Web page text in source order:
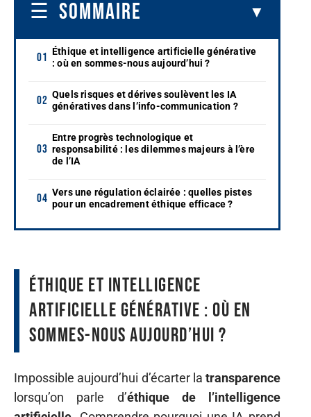
SOMMAIRE
Éthique et intelligence artificielle générative
: où en sommes-nous aujourd’hui ?
Quels risques et dérives soulèvent les IA
génératives dans l’info-communication ?
Entre progrès technologique et
responsabilité : les dilemmes majeurs à l’ère
de l’IA
Vers une régulation éclairée : quelles pistes
pour un encadrement éthique efficace ?
Éthique et intelligence
artificielle générative : où en
sommes-nous aujourd’hui ?
Impossible aujourd’hui d’écarter la transparence
lorsqu’on parle d’éthique de l’intelligence